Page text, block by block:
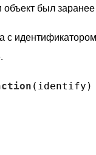
объект был
с
( identify )